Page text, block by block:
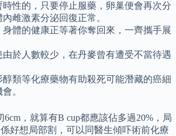
性的，只要停止服藥，卵巢便會再次分
雌激素分泌回復正常。
體的健康正等著你奪回來，一齊攜手展
由於人數較少，在丹麥曾有遭受不當待遇
類等化療藥物有助殺死可能潛藏的癌細
。
6cm，就算有B cup都應該佔多過20%，局
好想局部割，可以同醫生傾吓術前化療